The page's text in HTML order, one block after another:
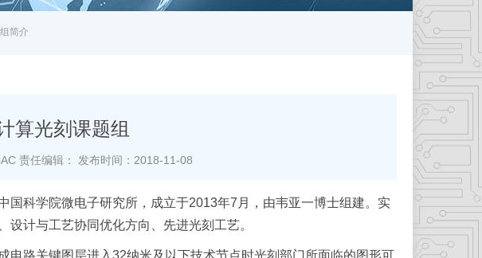
简介
算光刻课题组
责任编辑： 发布时间：2018-11-08
科学院微电子研究所，成立于2013年7月，由韦亚一博士组建。实
计与工艺协同优化方向、先进光刻工艺。